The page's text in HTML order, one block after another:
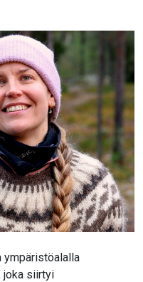
ympäristöalalla
joka siirtyi